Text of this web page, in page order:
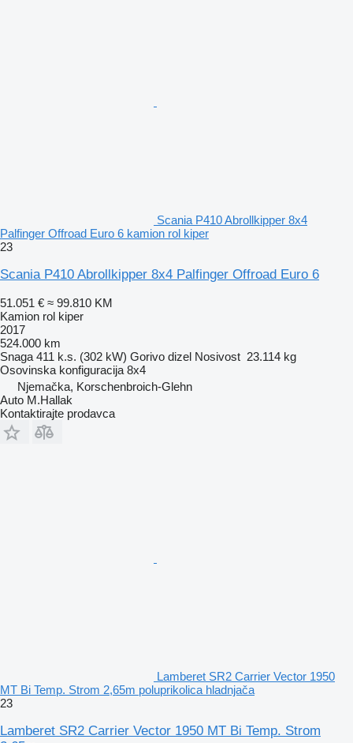
Scania P410 Abrollkipper 8x4
Palfinger Offroad Euro 6 kamion rol kiper
23
Scania P410 Abrollkipper 8x4 Palfinger Offroad Euro 6
51.051 € ≈ 99.810 KM
Kamion rol kiper
2017
524.000 km
Snaga 411 k.s. (302 kW) Gorivo dizel Nosivost 23.114 kg
Osovinska konfiguracija 8x4
Njemačka, Korschenbroich-Glehn
Auto M.Hallak
Kontaktirajte prodavca
Lamberet SR2 Carrier Vector 1950
MT Bi Temp. Strom 2,65m poluprikolica hladnjača
23
Lamberet SR2 Carrier Vector 1950 MT Bi Temp. Strom